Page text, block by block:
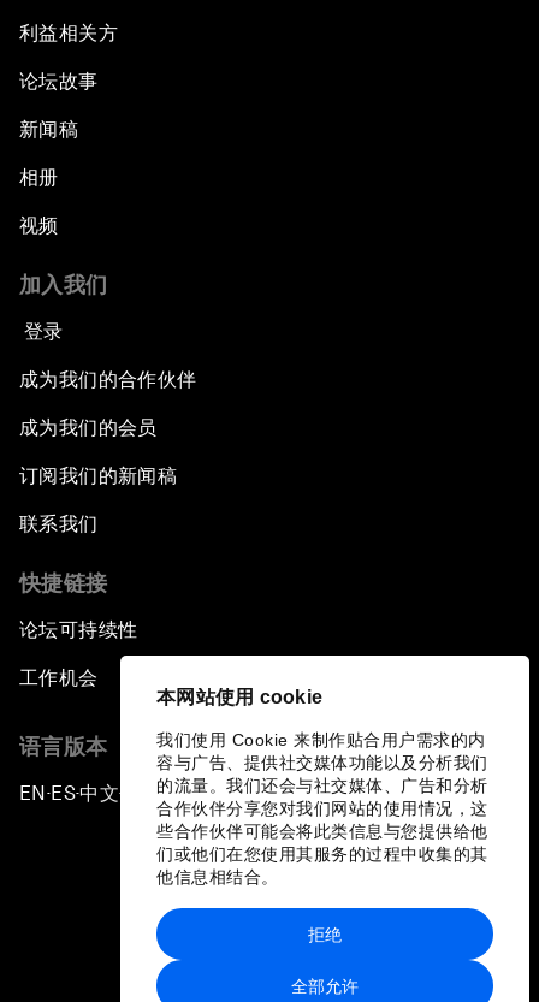
本网站使用 cookie
我们使用 Cookie 来制作贴合用户需求的内
容与广告、提供社交媒体功能以及分析我们
的流量。我们还会与社交媒体、广告和分析
合作伙伴分享您对我们网站的使用情况，这
些合作伙伴可能会将此类信息与您提供给他
们或他们在您使用其服务的过程中收集的其
他信息相结合。
全部允许
拒绝
利益相关方
论坛故事
新闻稿
相册
视频
加入我们
登录
成为我们的合作伙伴
成为我们的会员
订阅我们的新闻稿
联系我们
快捷链接
论坛可持续性
工作机会
语言版本
EN ▪ ES▪中文▪ 日本語